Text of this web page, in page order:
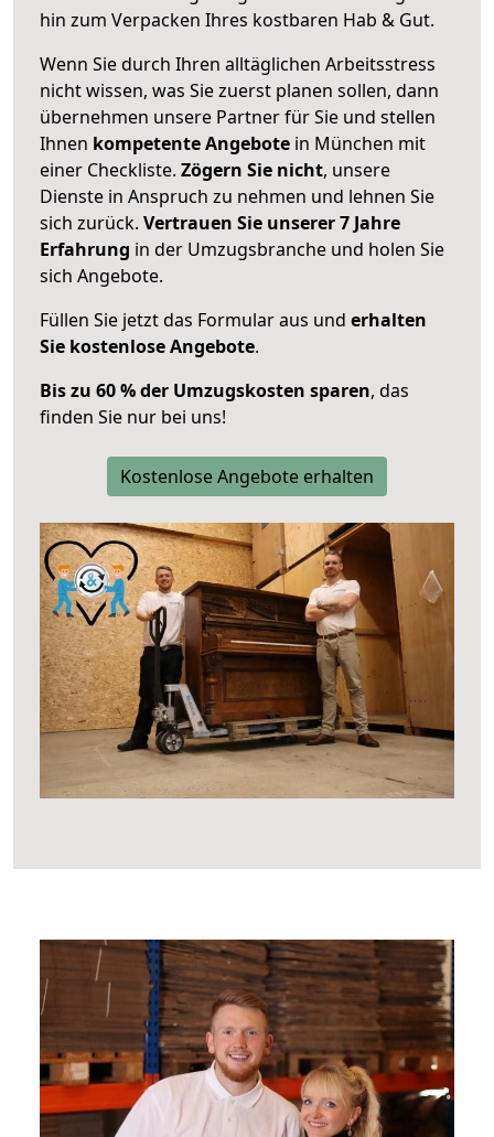
hin zum Verpacken Ihres kostbaren Hab & Gut.
Wenn Sie durch Ihren alltäglichen Arbeitsstress
nicht wissen, was Sie zuerst planen sollen, dann
übernehmen unsere Partner für Sie und stellen
Ihnen kompetente Angebote in München mit
einer Checkliste. Zögern Sie nicht, unsere
Dienste in Anspruch zu nehmen und lehnen Sie
sich zurück. Vertrauen Sie unserer 7 Jahre
Erfahrung in der Umzugsbranche und holen Sie
sich Angebote.
Füllen Sie jetzt das Formular aus und erhalten
Sie kostenlose Angebote.
Bis zu 60 % der Umzugskosten sparen, das
finden Sie nur bei uns!
Kostenlose Angebote erhalten